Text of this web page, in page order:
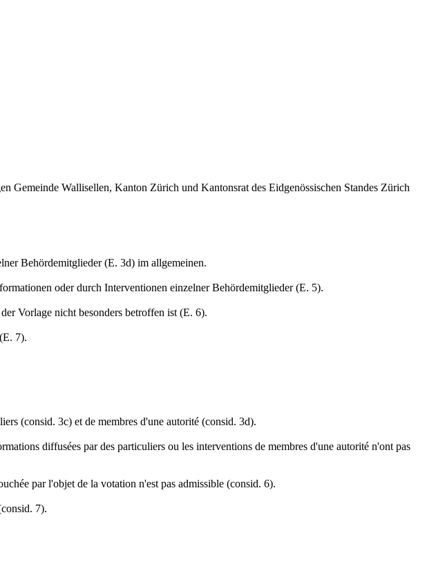
Wallisellen, Kanton Zürich und Kantonsrat des Eidgenössischen Standes Zürich
Behördemitglieder (E. 3d) im allgemeinen.
oder durch Interventionen einzelner Behördemitglieder (E. 5).
Vorlage nicht besonders betroffen ist (E. 6).
7).
(consid. 3c) et de membres d'une autorité (consid. 3d).
diffusées par des particuliers ou les interventions de membres d'une autorité n'ont pas
par l'objet de la votation n'est pas admissible (consid. 6).
7).